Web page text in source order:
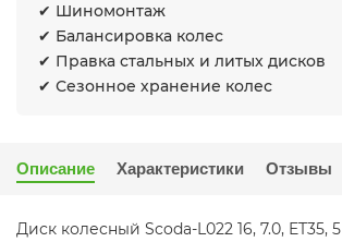
✔ Шиномонтаж
✔ Балансировка колес
✔ Правка стальных и литых дисков
✔ Сезонное хранение колес
Описание Характеристики Отзывы
Диск колесный Scoda-L022 16, 7.0, ET35, 5